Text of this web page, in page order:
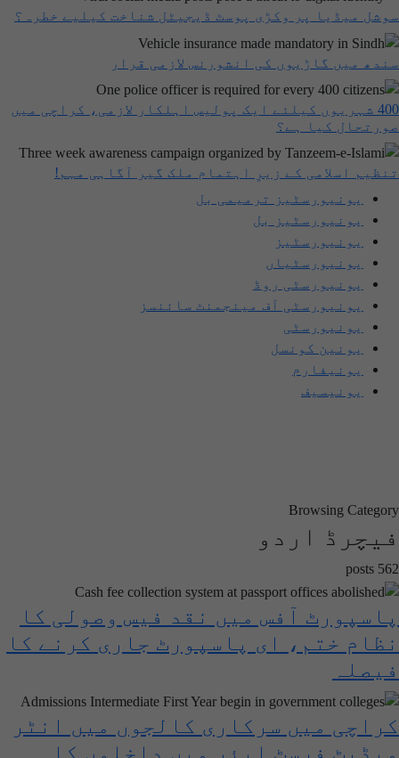
سوشل میڈیا پر وکڑی پوسٹ ڈیجیٹل شناخت کیلیے خطرہ؟
سندھ میں گاڑیوں کی انشورنس لازمی قرار
400 شہریوں کیلئے ایک پولیس اہلکار لازمی، کراچی میں
صورتحال کیا ہے؟
تنظیم اسلامی کے زیرِ اہتمام ملک گیر آگاہی مہم!
یونیورسٹیز ترمیمی بل
یونیورسٹیز بل
یونیورسٹیز
یونیورسٹیاں
یونیورسٹی روڈ
یونیورسٹی آف مینجمنٹ سائنسز
یونیورسٹی
یونین کونسل
یونیفارم
یونیسیف
Browsing Category
فیچرڈ اردو
562 posts
پاسپورٹ آفس میں نقد فیس وصولی کا
نظام ختم، ای پاسپورٹ جاری کرنے کا
فیصلہ
کراچی میں سرکاری کالجوں میں انٹر
میڈیٹ فرسٹ ایئر میں داخلوں کا